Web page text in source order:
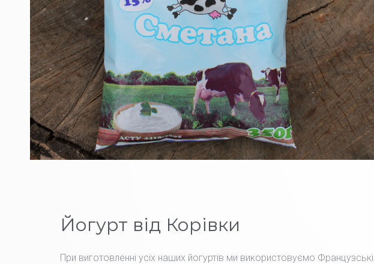
Йогурт від Корівки
При виготовленні усіх наших йогуртів ми використовуємо Французські